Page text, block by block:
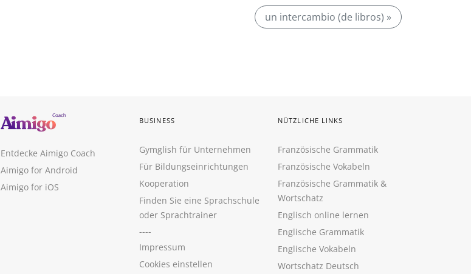
un intercambio (de libros) »
Entdecke Aimigo Coach
Aimigo for Android
Aimigo for iOS
BUSINESS
Gymglish für Unternehmen
Für Bildungseinrichtungen
Kooperation
Finden Sie eine Sprachschule
oder Sprachtrainer
----
Impressum
Cookies einstellen
NÜTZLICHE LINKS
Französische Grammatik
Französische Vokabeln
Französische Grammatik &
Wortschatz
Englisch online lernen
Englische Grammatik
Englische Vokabeln
Wortschatz Deutsch